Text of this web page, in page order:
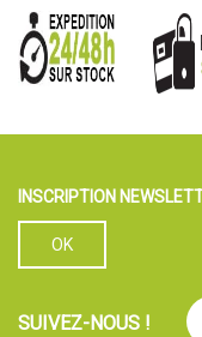
INSCRIPTION
SUIVEZ-NOUS !